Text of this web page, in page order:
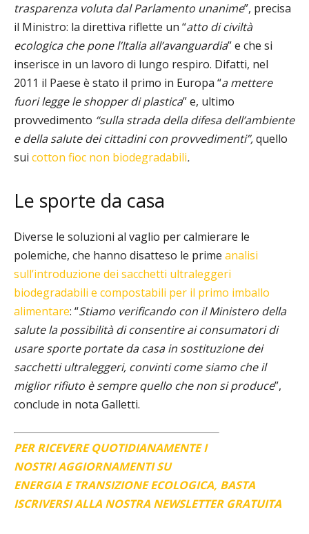
trasparenza voluta dal Parlamento unanime”, precisa
il Ministro: la direttiva riflette un “atto di civiltà
ecologica che pone l’Italia all’avanguardia” e che si
inserisce in un lavoro di lungo respiro. Difatti, nel
2011 il Paese è stato il primo in Europa “a mettere
fuori legge le shopper di plastica” e, ultimo
provvedimento “sulla strada della difesa dell’ambiente
e della salute dei cittadini con provvedimenti”,quello
sui cotton fioc non biodegradabili.
Le sporte da casa
Diverse le soluzioni al vaglio per calmierare le
polemiche, che hanno disatteso le prime analisi
sull’introduzione dei sacchetti ultraleggeri
biodegradabili e compostabili per il primo imballo
alimentare: “Stiamo verificando con il Ministero della
salute la possibilità di consentire ai consumatori di
usare sporte portate da casa in sostituzione dei
sacchetti ultraleggeri, convinti come siamo che il
miglior rifiuto è sempre quello che non si produce”,
conclude in nota Galletti.
PER RICEVERE QUOTIDIANAMENTE I
NOSTRI AGGIORNAMENTI SU
ENERGIA E TRANSIZIONE ECOLOGICA, BASTA
ISCRIVERSI ALLA NOSTRA NEWSLETTER GRATUITA